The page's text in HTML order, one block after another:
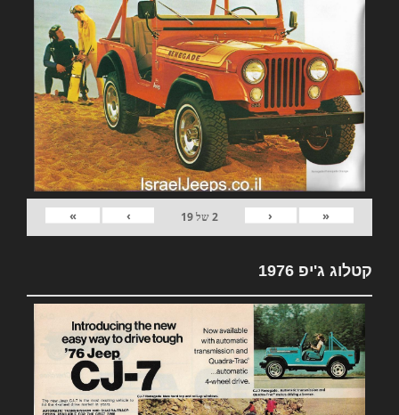
«
‹
2של19
›
»
קטלוג ג'יפ 1976